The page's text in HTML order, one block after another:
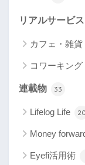
リアルサービス
カフェ・雑貨
コワーキング
連載物 33
Lifelog Life 20
Money
Eyefi活用術